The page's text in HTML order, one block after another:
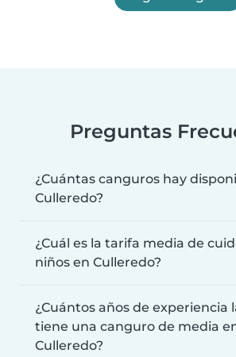
Preguntas
¿Cuántas canguros hay
Culleredo?
¿Cuál es la tarifa media de
niños en Culleredo?
¿Cuántos años de experiencia
tiene una canguro de media
Culleredo?